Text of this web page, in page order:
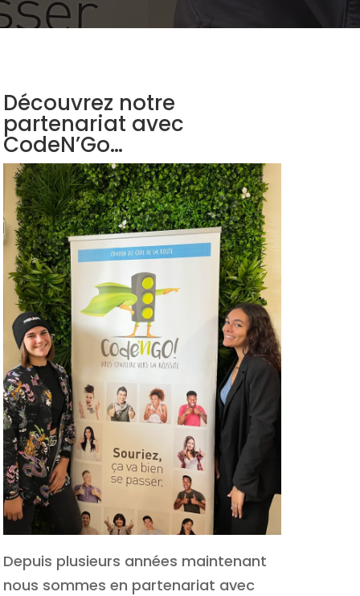
Découvrez notre
partenariat avec
CodeN’Go…
Depuis plusieurs années maintenant
nous sommes en partenariat avec